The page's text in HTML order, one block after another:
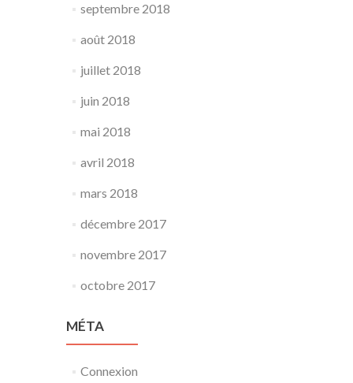
septembre 2018
août 2018
juillet 2018
juin 2018
mai 2018
avril 2018
mars 2018
décembre 2017
novembre 2017
octobre 2017
MÉTA
Connexion